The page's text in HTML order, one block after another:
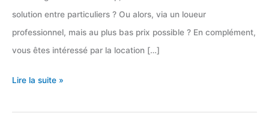
solution entre particuliers ? Ou alors, via un loueur
professionnel, mais au plus bas prix possible ? En complément,
vous êtes intéressé par la location […]
5Lire la suite »